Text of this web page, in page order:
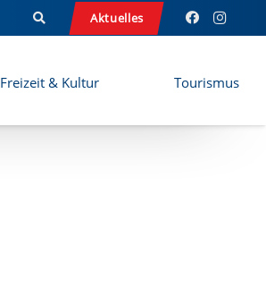
Aktuelles
Freizeit & Kultur Tourismus